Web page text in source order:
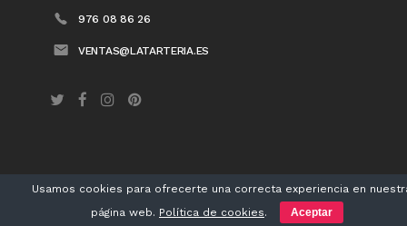
976 08 86 26
VENTAS@LATARTERIA.ES
LA TARTERÍA® 2018 /Aviso legal/Política de privacidad/Política de cookies
/ DiseñoMatherea
Usamos cookies para ofrecerte una correcta experiencia en
página web. Política de cookies. Aceptar